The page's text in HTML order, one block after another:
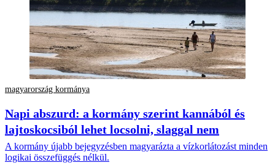
magyarország kormánya
Napi abszurd: a kormány szerint kannából és
lajtoskocsiból lehet locsolni, slaggal nem
A kormány újabb bejegyzésben magyarázta a vízkorlátozást minden
logikai összefüggés nélkül.